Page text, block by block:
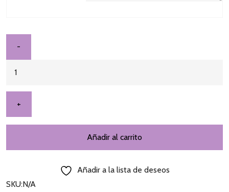
Añadir al carrito
Añadir a la lista de deseos
SKU:N/A